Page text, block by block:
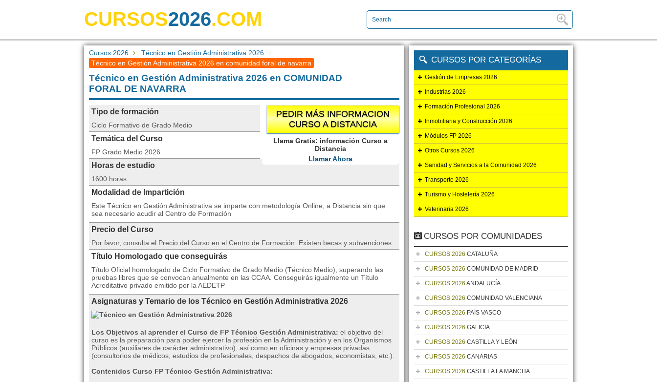
CURSOS2026.COM
Cursos 2026
Técnico en Gestión Administrativa 2026
Técnico en Gestión Administrativa 2026 en comunidad foral de navarra
Técnico en Gestión Administrativa 2026 en COMUNIDAD
FORAL DE NAVARRA
PEDIR MÁS INFORMACION
CURSO A DISTANCIA
Llama Gratis: información Curso a
Distancia
Llamar Ahora
Tipo de formación
Ciclo Formativo de Grado Medio
Temática del Curso
FP Grado Medio 2026
Horas de estudio
1600 horas
Modalidad de Impartición
Este Técnico en Gestión Administrativa se imparte con metodología Online, a Distancia sin que
sea necesario acudir al Centro de Formación
Precio del Curso
Por favor, consulta el Precio del Curso en el Centro de Formación. Existen becas y subvenciones
Título Homologado que conseguirás
Título Oficial homologado de Ciclo Formativo de Grado Medio (Técnico Medio), superando las
pruebas libres que se convocan anualmente en las CCAA. Conseguirás igualmente un Título
Acreditativo privado emitido por la AEDETP
Asignaturas y Temario de los Técnico en Gestión Administrativa 2026
Los Objetivos al aprender el Curso de FP Técnico Gestión Administrativa: el objetivo del
curso es la preparación para poder ejercer la profesión en la Administración y en los Organismos
Públicos (auxiliares de carácter administrativo), así como en oficinas y empresas privadas
(consultorios de médicos, estudios de profesionales, despachos de abogados, economistas, etc.).
Contenidos Curso FP Técnico Gestión Administrativa:
CURSOS POR CATEGORÍAS
Gestión de Empresas 2026
Industrias 2026
Formación Profesional 2026
Inmobiliaria y Construcción 2026
Módulos FP 2026
Otros Cursos 2026
Sanidad y Servicios a la Comunidad 2026
Transporte 2026
Turismo y Hostelería 2026
Veterinaria 2026
CURSOS POR COMUNIDADES
CURSOS 2026 CATALUÑA
CURSOS 2026 COMUNIDAD DE MADRID
CURSOS 2026 ANDALUCÍA
CURSOS 2026 COMUNIDAD VALENCIANA
CURSOS 2026 PAÍS VASCO
CURSOS 2026 GALICIA
CURSOS 2026 CASTILLA Y LEÓN
CURSOS 2026 CANARIAS
CURSOS 2026 CASTILLA LA MANCHA